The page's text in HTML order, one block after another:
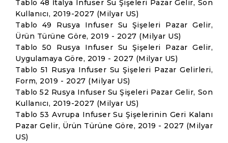
Tablo 48 İtalya Infuser Su Şişeleri Pazar Gelir, Son
Kullanıcı, 2019-2027 (Milyar US)
Tablo 49 Rusya Infuser Su Şişeleri Pazar Gelir,
Ürün Türüne Göre, 2019 - 2027 (Milyar US)
Tablo 50 Rusya Infuser Su Şişeleri Pazar Gelir,
Uygulamaya Göre, 2019 - 2027 (Milyar US)
Tablo 51 Rusya Infuser Su Şişeleri Pazar Gelirleri,
Form, 2019 - 2027 (Milyar US)
Tablo 52 Rusya Infuser Su Şişeleri Pazar Gelir, Son
Kullanıcı, 2019-2027 (Milyar US)
Tablo 53 Avrupa Infuser Su Şişelerinin Geri Kalanı
Pazar Gelir, Ürün Türüne Göre, 2019 - 2027 (Milyar
US)